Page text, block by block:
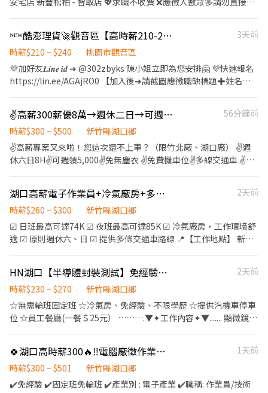
家人的重要日子的你。 .... 【待遇介紹】 1.自由接單，彈性排班：
1_〈家適員〉時薪+ 各項獎金 250~300元 2_〈家適職人〉 時薪+ 各
項獎金 360~400元 3_〈高階職人〉 時薪+ 各項獎金 500元以上
4_〈導師〉 同高階職人福利外，額外有高額團隊獎金收入 2.以夥伴
收入作為舉例： 1_〈家適員〉不含面試錄取當月份 月工作20-22天
平均收入 3 ~ 4萬 2_〈家適職人〉 月工作20-22天 平均收入 4.3 ~
5.3萬 3_〈高階職人〉 月工作20-22天 平均收入 5 ~ 7萬 【基本福
業者沒有的福利】 1. 積分獎勵免費兌換日用品。 2. 定期團體聚會、
團康活動。 3. 不定期餐會及節慶活動。 4. 春酒狂歡聚會+抽獎。 5.
做清潔但不想清自己家，夥伴下單折扣。 6. 辦公室設置有沙發床的
休息室。 7. 每季舉辦服務品質競賽，提供不定額獎金。 8. 不定期免
費線上/實體心理成長課程。 9. 跨領域心理成長講師課程津貼。
【升遷介紹】 1. 新人考核、職人稽核，稽核為公平及公正的內部升
遷管道。 2. 家適員→職人→高階職人→導師 ↘️整理
師→導師 【教育訓練】 免收費完整教育訓練系統，高階職人提
供教育訓練費用補助。
福利禮券 好好與家人歡慶 你旅遊我贊助，每年職福會提供你旅遊津
貼 好好享受幸福人生 ◎ 詳細工作時間於面試時告知
點、理貨等 ②提供顧客接待、收銀結帳等服務 ③維持門市作業區環
境、清潔維護作業 ④配合調店、支援 ▶智取店(無人店) ①負責包裹
收寄、搬運、盤點、理貨等 ②維持門市作業區環境、清潔維護作業
③智取店為無人商店，有單日跑點需求(單日跑點2-5間門市) ④配合
調店、支援 『以上都提供完善教育訓練及店面實習』 ⏱工作時間 ▶
22:45 (固定班別,晚班一週要有2天配合16:15上班) ▶智取店(無人店)
早班：07:00-12:30 晚班：17:30-22:30、18:30-22:30 夜班：23:30-
03:30 假日班早班：07:00-12:00 假日班晚班：17:30-23:30 (固定班
別,早班時段可微調) 💰薪資 ▶一般門店(有人店) 竹北時薪 $231 湖口
時薪 $206 新埔時薪 $206 竹東時薪 $196 新豐時薪 $206 北區 時薪
$221 東區 時薪 $221 香山 時薪 $206 ▶智取店(無人店) 竹北時薪
$239 湖口時薪 $224 新埔時薪 $224 竹東時薪 $204 新豐時薪 $219
時薪 $229 香山 時薪 $204 (智取店晚班額外獎金每小時 +20元) (智取
店夜班額外獎金每小時 +40元) 🎉排班方式 一週至少排班四天（需含
至少一天六或日） 📌上班地點 竹北市 竹北高鐵 - 智取店：新竹縣竹
北市高鐵三街43號1樓 竹北科大 - 智取店：新竹縣竹北市科大一路
43號 竹北中山店：新竹縣竹北市中山路57號 竹北嘉豐店：新竹縣竹
北市嘉豐五路二段132號 竹北勝利二 - 智取店：新竹縣竹北市勝利
十五街262號 竹北新溪店：新竹縣竹北市新溪街10號 竹北勝利店：
新竹縣竹北市勝利五路150號 (可不支援) 竹北中正店：新竹縣竹北
市中正西路552號 (可不支援) 竹北光明 - 智取店：新竹縣竹北市光明
鄉安宅四街21號 湖口中山 - 智取店：新竹縣湖口鄉中山路二段336
號 新埔鎮 新埔福德 - 智取店：新竹縣新埔鎮福德街17號 竹東鎮 竹
東站前 - 智取店：新竹縣竹東鎮北興路一段611號 竹東杞林店：新
ᴺᴱᵂ酷澎理貨🚀觀音區【高時薪210-240↗】兼職打工🎖️班別任選🎖️週日領🎖️GJ
3天前
時薪$210 ~ $240
桃園市觀音區
💜加好友𝑳𝒊𝒏𝒆 𝒊𝒅 ➜ @302zbyks 陳小姐立即為您安排🤗 💜快速報名
https://lin.ee/AGAjRO0 【加入後➜請截圖應徵職缺標題✚姓名✚
開心 ⚡不定期的加碼獎金⚡強檔日雙倍薪⚡韓國電商理貨首選😀 ＝＝
＝＝＝＝＝＝＝＝＝＝＝＝＝＝＝＝＝＝＝＝＝＝＝＝ ✅【工作內
容】 ➡️【理貨員】 : 檢貨、理貨、包裝、出貨、加工、上架、退
貨、便服上班、走動式作業(依現場工作指派為原則) ➡️【文書人
員】 1.文書作業的工作，也是要協助現場的工作，工作比例不一定
會 3.文書人員具備基本電腦操作能力、Office辦公室軟體操作 4.文書
理貨員為主要理貨工作但會操作到簡易文書作業 ＝＝＝＝＝＝＝＝
＝＝＝＝＝＝＝＝＝＝＝＝＝＝＝＝＝＝ ✅【上班時間】 日班：
08:00~17:00 晚班：18:00~03:00 (直接下夜班) ＝＝＝＝＝＝＝＝＝
＝＝＝＝＝＝＝＝＝＝＝＝＝＝＝＝＝ 💰【薪資待遇】 ➡️理貨日班
$210 ➡️理貨晚班$240 ➡️文書日班$230 (額滿) ➡️文書晚班$265 (額
滿) ⭐另有，堆高機津貼20 (需通過訓練) ＝＝＝＝＝＝＝＝＝＝＝＝
額不同⭐可詢問專員 ❣️TAO1：大園區建國路102號 ▶近機場 ❣️
TAO5：桃園市觀音區寶倉街108號5樓 ＝＝＝＝＝＝＝＝＝＝＝＝
＝＝＝＝＝＝＝＝＝＝＝＝＝＝
https://forms.office.com/r/p8ECMPGJbb 🚚🚚 🚚詳細交通車路線
可先自行查詢唷 🚚🚚🚚 ＝＝＝＝＝＝＝＝＝＝＝＝＝＝＝＝＝＝＝
＝＝＝＝＝＝＝ ✅【休假制度】排休制 (依現場人力狀況靈活調配)
✅【工作要求】: 需能搬重、接受走動式久站 ❤️【工作福利】❤️ ➡️廠
區機車停車免費 ➡️提供日周領服務💲日領$1,500 ➡️加班採自願報
✌️高薪300薪優8萬→週休二日→可週領✅Ai伺服器操機組包測✅免學經歷立即上班
56分鐘前
時薪$300 ~ $500
新竹縣湖口鄉
✌️高薪專案又來啦！您這次還不上車？（限竹北廠、湖口廠） ✌️週
休六日8H✌️可週領5,000✌️免無塵衣 ✌️免費機車位✌️多線交通車 ✌️假
腦、通訊器材成品零件。操作機台、組裝、包裝、檢測、SMT、插
件、庫房 ✅ 工作地點： 1️⃣竹北廠：新竹縣竹北市智慧路（近竹北遠
百、Ai智慧園區） 2️⃣湖口廠：新竹縣湖口鄉光復北路、工業三路
（湖口工業區） 3️⃣竹科廠：新竹市東區新安路（新竹科學園區） ✅
六、日 ✅ 用餐休息：訂便當、7-11、微波、冰箱。用餐40分鐘，上
下各休10分鐘 ~~~❣️上班時間/薪資待遇❣️~~~ 1️⃣竹北廠： ⭐【日班】
班】20:00 - 05:00 時薪300，領薪約＄52,800～80,000(配合加班)
2️⃣湖口廠： ⭐【日班】08:00 - 17:00 時薪260，領薪約＄45,760～
70,000(配合加班) ⭐【夜班】20:00 - 05:00 時薪300，領薪約
＄52,800～80,000(配合加班) 3️⃣竹科廠： ⭐【日班】07:30 - 16:40
約＄33,000～40,000(配合加班) ▬▬▬【立即應徵 24H快速回覆】
▬▬▬ ➡工作諮詢／報名面試 ➡請找：呂’r Neo ➡請加官方賴：
湖口高薪電子作業員+冷氣廠房+多線交通車+周休二日
2天前
時薪$260 ~ $300
新竹縣湖口鄉
☑ 日班最高可達74K ☑ 夜班最高可達85K ☑ 冷氣廠房，工作環境舒
適 ☑ 原則週休六、日 ☑ 提供多條交通車路線 📍【工作地點】 新竹
管安排以下工作： 🔹成品／半成品組裝 ・產品組裝、包裝 ・外觀目
視檢查 ・產品測試 ・鎖螺絲 ・挪移約5～15公斤產品，現場提供輔
助工具 🔹SMT單位 ・SMT機台操作 ・產線生產管理 ・材料準備 ・
操作英文介面 🔹維修物料單位 ・拆卸及鎖附螺絲 ・清潔散熱膏 ・
物料上下料 ・掃描QR Code並分類 ・使用電子顯微鏡目檢 ・電子元
08:00～17:00 時薪：260元 ・週休二日、不加班：約45,760 ・平日
每天加班2小時：約61,089 ・配合休假日加班：最高可達74,000 🌙
二日、不加班：約52,800 ・平日每天加班2小時：約70,408 ・配合
HN湖口【半導體封裝測試】免經驗高錄取∥提供汽機車位∥員工餐廳
2天前
時薪$230 ~ $270
新竹縣湖口鄉
☆無需輪班固定班 ☆冷氣房、免經驗、不限學歷 ☆提供汽機車停車
位 ☆員工餐廳(一餐＄25元） ……….▼✦工作內容✦▼....... 顯微鏡檢
區可自選) ……….▼✦時間薪資 ✦▼.......... 日班07:20-19:20 時薪:
＄230 加班時薪＄307＄383＄613 夜班09:20-07:20 時薪:＄270 加
班時薪＄360＄450＄720 【休假制度】：做三休三，做四休二(依廠
🍀湖口高時薪300🔥‼️電腦廠徵作業技術員 配合加班85K+ #書審即可 #可日領
1天前
時薪$300 ~ $501
新竹縣湖口鄉
✔️免經驗 ✔️固定班免輪班 ✔️產業別 : 電子產業 ✔️職稱: 作業員/技術